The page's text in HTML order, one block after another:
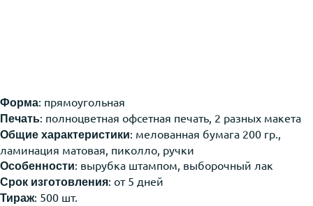
Форма: прямоугольная
Печать: полноцветная офсетная печать, 2 разных макета
Общие характеристики: мелованная бумага 200 гр.,
ламинация матовая, пиколло, ручки
Особенности: вырубка штампом, выборочный лак
Срок изготовления: от 5 дней
Тираж: 500 шт.